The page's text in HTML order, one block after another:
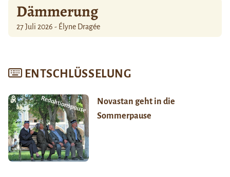
Dämmerung
27 Juli 2026 - Élyne Dragée
ENTSCHLÜSSELUNG
Novastan geht in die
Sommerpause